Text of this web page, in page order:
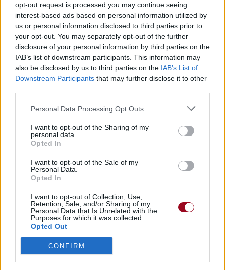
opt-out request is processed you may continue seeing
interest-based ads based on personal information utilized by
us or personal information disclosed to third parties prior to
your opt-out. You may separately opt-out of the further
disclosure of your personal information by third parties on the
IAB’s list of downstream participants. This information may
also be disclosed by us to third parties on the IAB’s List of
Downstream Participants that may further disclose it to other
Personal Data Processing Opt Outs
I want to opt-out of the Sharing of my
personal data.
Opted In
I want to opt-out of the Sale of my
Personal Data.
Opted In
I want to opt-out of Collection, Use,
Retention, Sale, and/or Sharing of my
Personal Data that Is Unrelated with the
Purposes for which it was collected.
Opted Out
CONFIRM